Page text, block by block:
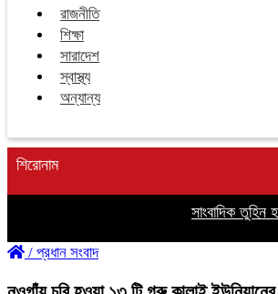
রাজনীতি
শিক্ষা
সারাদেশ
স্বাস্থ্য
অন্যান্য
শিরোনাম
সাংবাদিক তুহিন
/ প্রধান সংবাদ